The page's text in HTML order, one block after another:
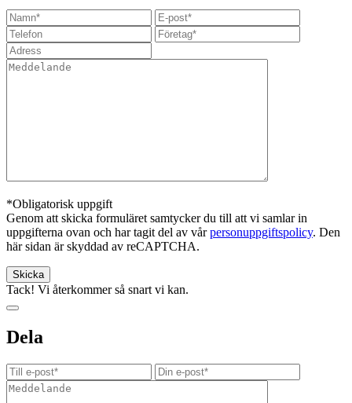
*Obligatorisk uppgift
Genom att skicka formuläret samtycker du till att vi samlar in
uppgifterna ovan och har tagit del av vårpersonuppgiftspolicy. Den
här sidan är skyddad av reCAPTCHA.
Tack! Vi återkommer så snart vi kan.
Dela